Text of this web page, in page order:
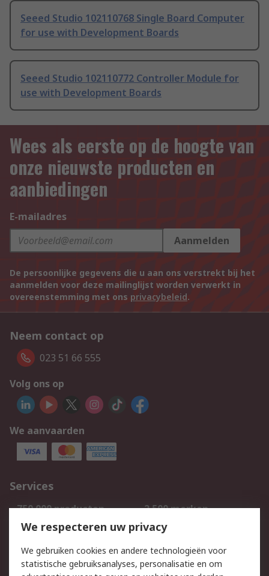
Seeed Studio 102110768 Single Board Computer
for use with Development Boards
Seeed Studio 102110772 Controller Module for
use with Development Boards
Wees als eerste op de hoogte van
onze nieuwste producten en
aanbiedingen
E-mailadres
Aanmelden
De persoonlijke gegevens die u aan ons verstrekt bij het
aanmelden voor deze mailinglijst worden verwerkt in
overeenstemming met ons privacybeleid.
Neem contact op
023 51 66 555
Volg ons op
We aanvaarden
Services
750.000 producten
2.500 merken
Bestellen
Inkoopoplossingen
Track & Trace
We respecteren uw privacy
We gebruiken cookies en andere technologieën voor
statistische gebruiksanalyses, personalisatie en om